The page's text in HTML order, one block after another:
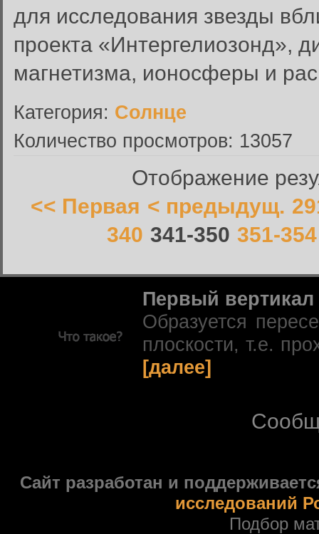
для исследования звезды
проекта «Интергелиозонд»,
магнетизма, ионосферы и
Категория: Солнце
Количество просмотров: 13057
Отображение
<< Первая < предыдущ.
340 341-350 351-354
Первый вертикал
Образуется
плоскости, т.е.
[далее]
Сайт разработан и
исследований
Подбор